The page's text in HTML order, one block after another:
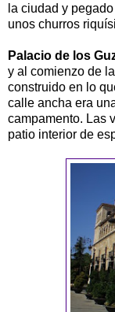
la ciudad y
unos churros
Palacio de los
y al comienzo de
construido en lo
calle ancha era
campamento. Las
patio interior de